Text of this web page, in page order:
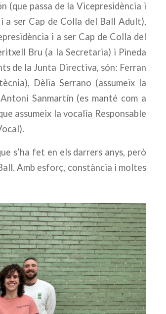
(que passa de la Vicepresidència i
a ser Cap de Colla del Ball Adult),
i a ser Cap de Colla del
Bru (a la Secretaria) i Pineda
de la Junta Directiva, són: Ferran
Dèlia Serrano (assumeix la
Sanmartín (es manté com a
assumeix la vocalia Responsable
s’ha fet en els darrers anys, però
Amb esforç, constància i moltes